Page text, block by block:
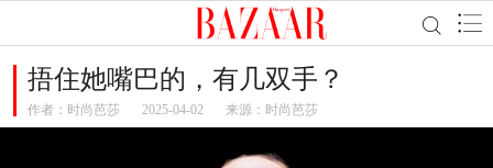
捂住她嘴巴的，有几双手？
作者： 时尚芭莎 2025-04-02 来源：时尚芭莎